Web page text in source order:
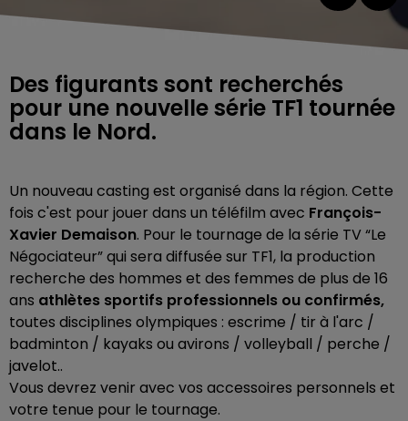
Des figurants sont recherchés
pour une nouvelle série TF1 tournée
dans le Nord.
Un nouveau casting est organisé dans la région. Cette
fois c'est pour jouer dans un téléfilm avec François-
Xavier Demaison. Pour le tournage de la série TV “Le
Négociateur” qui sera diffusée sur TF1, la production
recherche des hommes et des femmes de plus de 16
ans athlètes sportifs professionnels ou confirmés,
toutes disciplines olympiques : escrime / tir à l'arc /
badminton / kayaks ou avirons / volleyball / perche /
javelot..
Vous devrez venir avec vos accessoires personnels et
votre tenue pour le tournage.